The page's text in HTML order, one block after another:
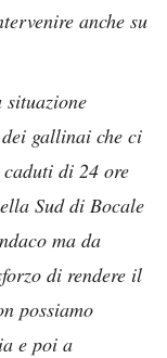
anche su
situazione
gallinai che ci
di 24 ore
Sud di Bocale
ma da
di rendere il
possiamo
e poi a